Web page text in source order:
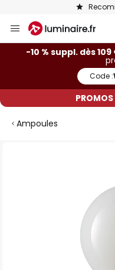
Allez
au
contenu
-10 % suppl. dès
Code :
PROMOS
Ampoules